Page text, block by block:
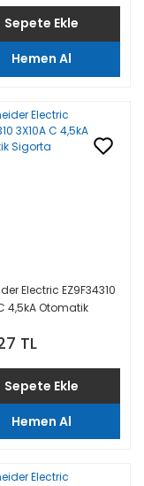
Sepete Ekle
Hemen Al
Electric EZ9F34310
4,5kA Otomatik
TL
Sepete Ekle
Hemen Al